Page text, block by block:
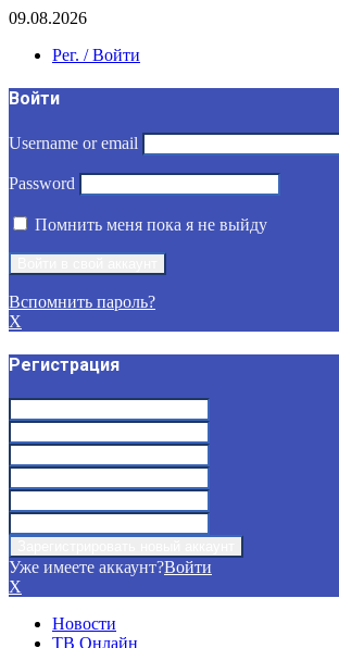
09.08.2026
Рег. / Войти
Войти
Username or email
Password
Помнить меня пока я не выйду
Вспомнить пароль?
X
Регистрация
Уже имеете аккаунт?Войти
X
Новости
ТВ Онлайн